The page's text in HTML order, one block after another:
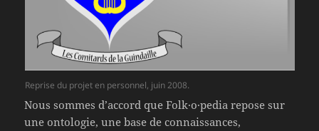
Reprise du projet en personnel, juin 2008.
Nous sommes d’accord que Folk·o·pedia repose sur
une ontologie, une base de connaissances,